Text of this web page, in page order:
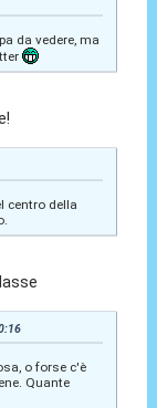
da vedere, ma
centro della
o forse c'è
Quante